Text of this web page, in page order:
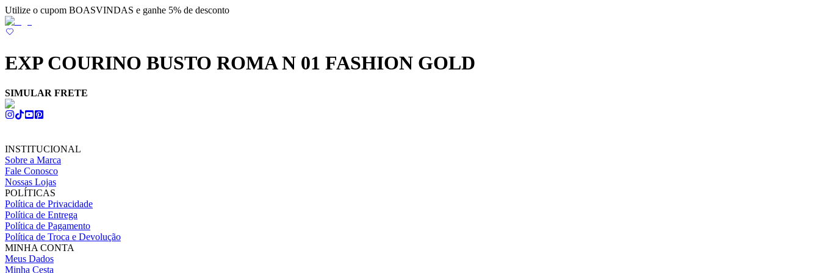
Utilize o cupom BOASVINDAS e ganhe 5% de desconto
EXP COURINO BUSTO ROMA N 01 FASHION GOLD
SIMULAR FRETE
INSTITUCIONAL
Sobre a Marca
Fale Conosco
Nossas Lojas
POLÍTICAS
Política de Privacidade
Política de Entrega
Política de Pagamento
Política de Troca e Devolução
MINHA CONTA
Meus Dados
Minha Cesta